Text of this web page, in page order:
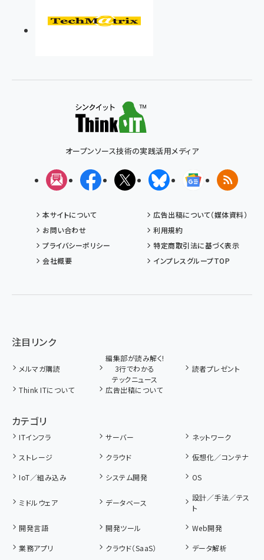
オープンソース技術の実践活用メディア
メルマガFacebookX(エックス)BlueskyGoogleニュ
RSS
本サイトについて
広告出稿について（媒体資料）
お問い合わせ
利用規約
プライバシーポリシー
特定商取引法に基づく表示
会社概要
インプレスグループTOP
注目リンク
メルマガ購読
編集部が読み解く!
3行でわかる
テックニュース
読者プレゼント
Think ITについて 広告出稿について
カテゴリ
ITインフラ サーバー
ネットワーク
ストレージ
クラウド
仮想化／コンテナ
IoT／組み込み
システム開発 OS
ミドルウェア データベース
設計／手法／テス
ト
開発言語
開発ツール
Web開発
業務アプリ
クラウド（SaaS）
データ解析